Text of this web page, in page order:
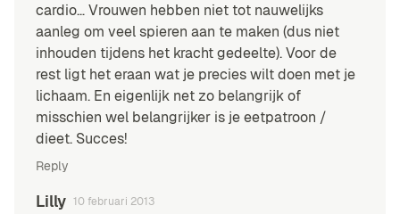
cardio… Vrouwen hebben niet tot nauwelijks
aanleg om veel spieren aan te maken (dus niet
inhouden tijdens het kracht gedeelte). Voor de
rest ligt het eraan wat je precies wilt doen met je
lichaam. En eigenlijk net zo belangrijk of
misschien wel belangrijker is je eetpatroon /
dieet. Succes!
Reply
Lilly 10 februari 2013